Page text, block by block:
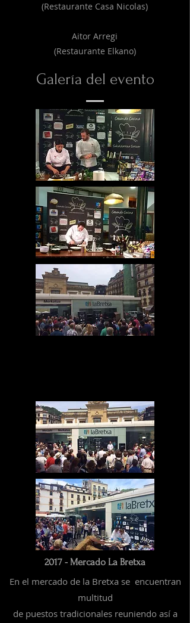
(Restaurante Casa Nicolas)
Aitor Arregi
(Restaurante Elkano)
Galería del evento
2017 - Mercado La Bretxa
En el mercado de la Bretxa se encuentran
multitud
de puestos tradicionalesreuniendo así a